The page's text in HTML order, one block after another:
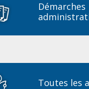
Démarches
Toutes les